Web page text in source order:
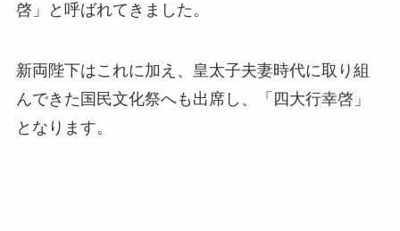
啓」と呼ばれてきました。
新両陛下はこれに加え、皇太子夫妻時代に取り組
んできた国民文化祭へも出席し、「四大行幸啓」
となります。